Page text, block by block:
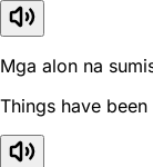
Mga alon na
Things have